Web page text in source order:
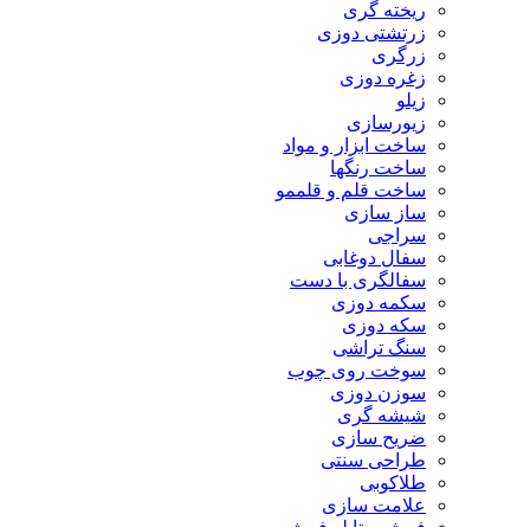
ریخته گری
زرتشتی دوزی
زرگری
زغره دوزی
زیلو
زیورسازی
ساخت ابزار و مواد
ساخت رنگها
ساخت قلم و قلممو
ساز سازی
سراجی
سفال دوغابی
سفالگری با دست
سکمه دوزی
سکه دوزی
سنگ تراشی
سوخت روی چوب
سوزن دوزی
شیشه گری
ضریح سازی
طراحی سنتی
طلاکوبی
علامت سازی